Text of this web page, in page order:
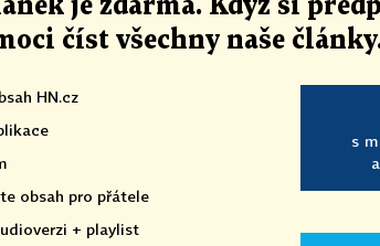
je zdarma. Když si
číst všechny naše články
HN.cz
obsah pro přátele
+ playlist
s